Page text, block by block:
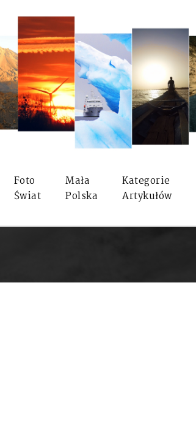
Foto
Świat
Mała
Polska
Kategorie
Artykułów